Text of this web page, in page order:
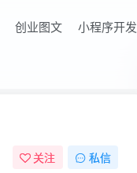
创业图文 小程序开发
关注 私信